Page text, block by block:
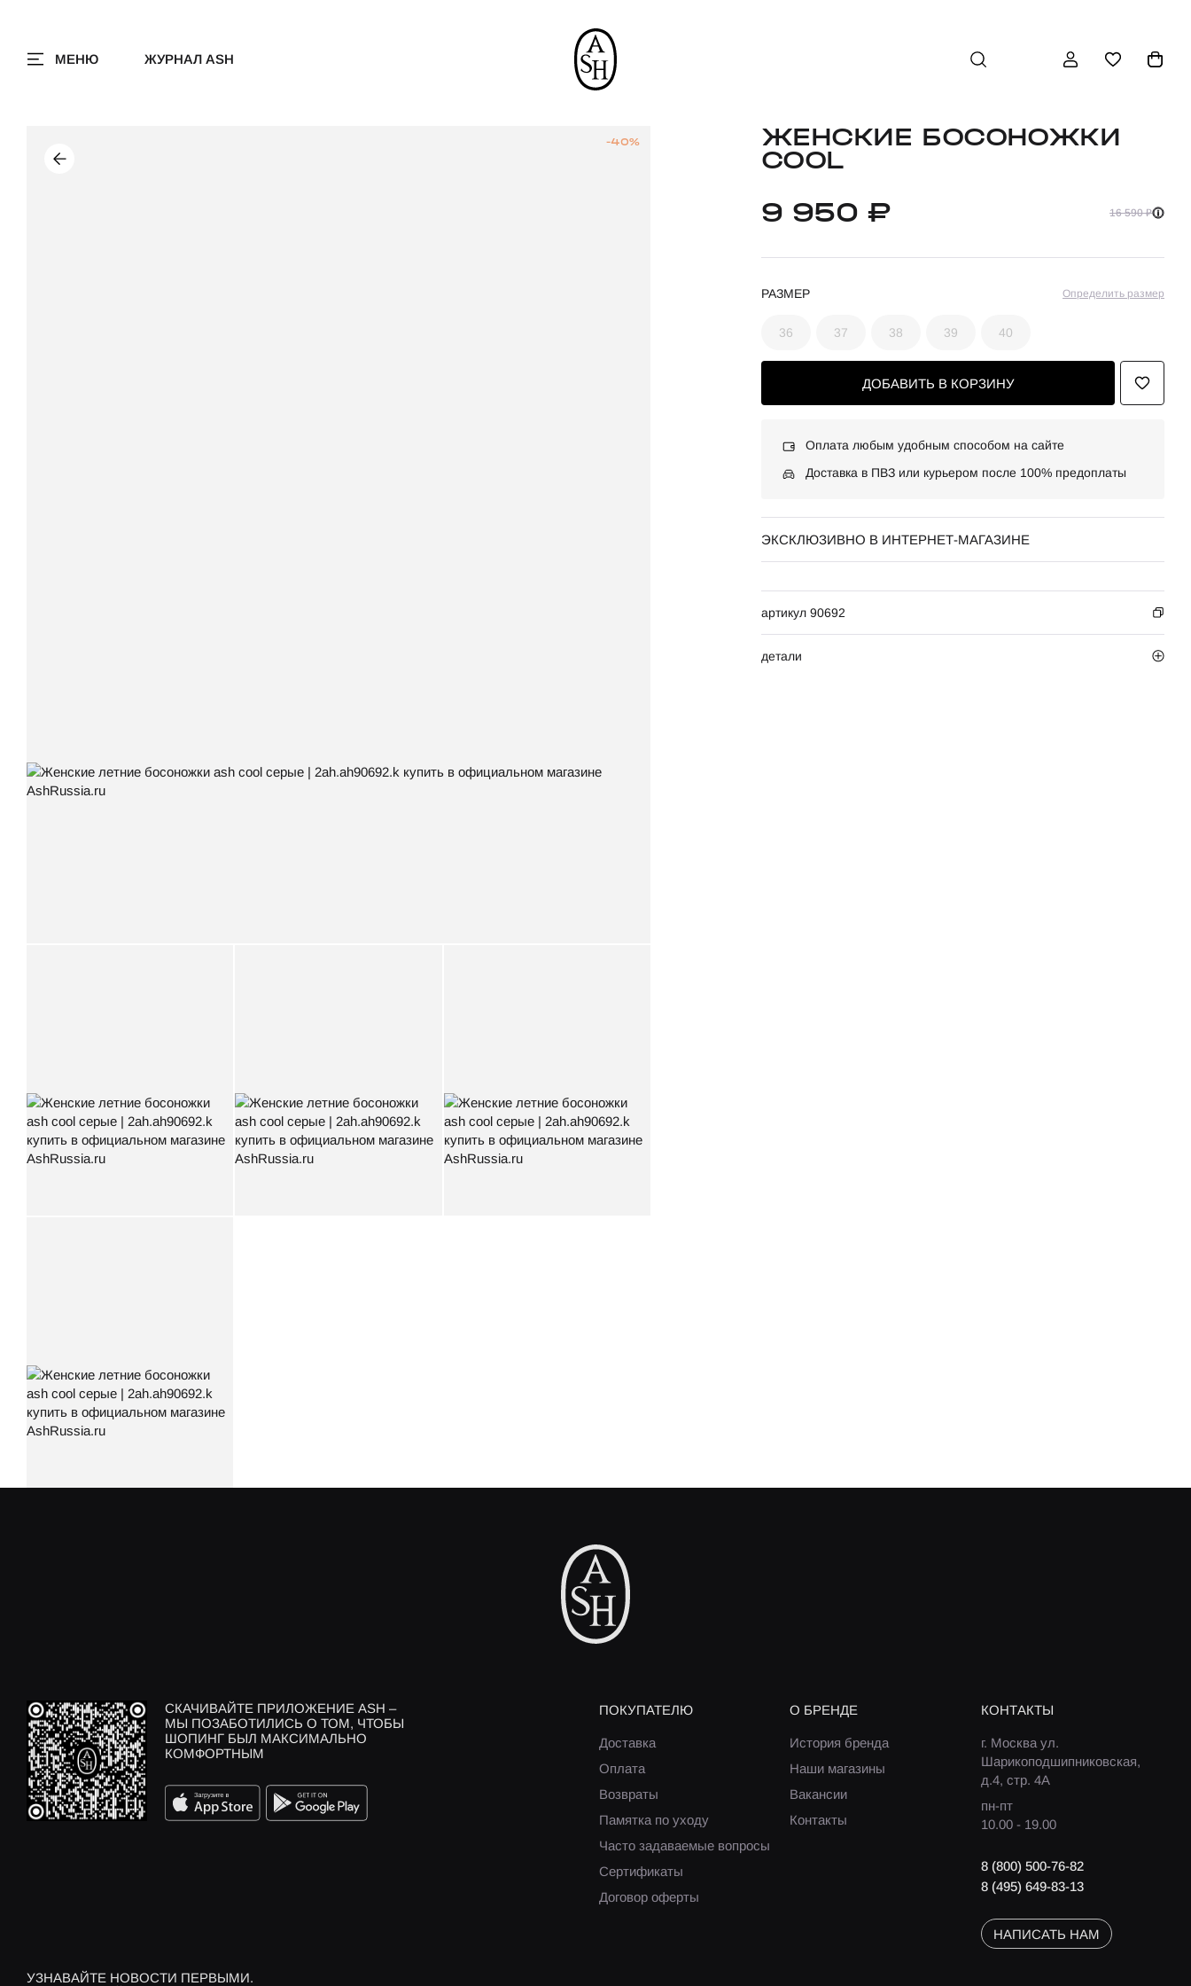
МЕНЮ ЖУРНАЛ ASH
-40% ЖЕНСКИЕ БОСОНОЖКИ
COOL
9 950 ₽ 16 590 ₽
РАЗМЕР Определить размер
36 37 38 39 40
ДОБАВИТЬ В КОРЗИНУ
Оплата любым удобным способом на сайте
Доставка в ПВЗ или курьером после 100% предоплаты
ЭКСКЛЮЗИВНО В ИНТЕРНЕТ-МАГАЗИНЕ
артикул 90692
детали
СКАЧИВАЙТЕ ПРИЛОЖЕНИЕ ASH –
МЫ ПОЗАБОТИЛИСЬ О ТОМ, ЧТОБЫ
ШОПИНГ БЫЛ МАКСИМАЛЬНО
КОМФОРТНЫМ
ПОКУПАТЕЛЮ
Доставка
Оплата
Возвраты
Памятка по уходу
Часто задаваемые вопросы
Сертификаты
Договор оферты
О БРЕНДЕ
История бренда
Наши магазины
Вакансии
Контакты
КОНТАКТЫ
г. Москва ул.
Шарикоподшипниковская,
д.4, стр. 4А
пн-пт
10.00 - 19.00
8 (800) 500-76-82
8 (495) 649-83-13
НАПИСАТЬ НАМ
УЗНАВАЙТЕ НОВОСТИ ПЕРВЫМИ.